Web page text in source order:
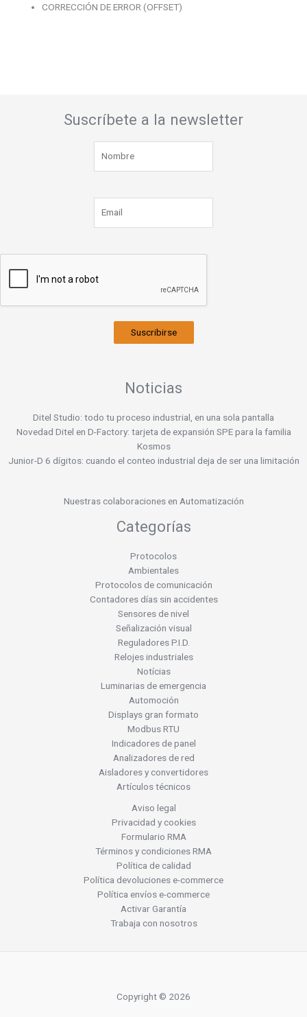
CORRECCIÓN DE ERROR (OFFSET)
Suscríbete a la newsletter
Suscribirse
Noticias
Ditel Studio: todo tu proceso industrial, en una sola pantalla
Novedad Ditel en D-Factory: tarjeta de expansión SPE para la familia
Kosmos
Junior-D 6 dígitos: cuando el conteo industrial deja de ser una limitación
Nuestras colaboraciones en Automatización
Categorías
Protocolos
Ambientales
Protocolos de comunicación
Contadores días sin accidentes
Sensores de nivel
Señalización visual
Reguladores P.I.D.
Relojes industriales
Notícias
Luminarias de emergencia
Automoción
Displays gran formato
Modbus RTU
Indicadores de panel
Analizadores de red
Aisladores y convertidores
Artículos técnicos
Aviso legal
Privacidad y cookies
Formulario RMA
Términos y condiciones RMA
Política de calidad
Política devoluciones e-commerce
Política envíos e-commerce
Activar Garantía
Trabaja con nosotros
Copyright © 2026